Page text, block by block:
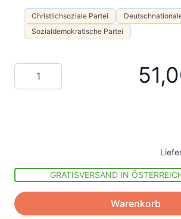
Christlichsoziale Partei
Sozialdemokratische Partei
Menge
GRATISVERSAND IN
Warenkorb